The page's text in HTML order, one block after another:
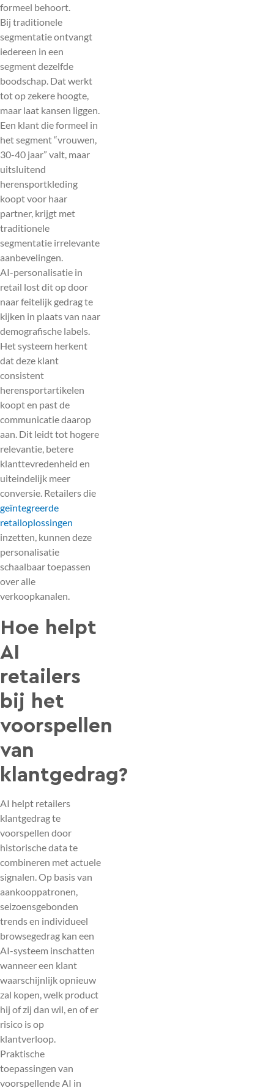
formeel behoort.
Bij traditionele
segmentatie ontvangt
iedereen in een
segment dezelfde
boodschap. Dat werkt
tot op zekere hoogte,
maar laat kansen liggen.
Een klant die formeel in
het segment “vrouwen,
30-40 jaar” valt, maar
uitsluitend
herensportkleding
koopt voor haar
partner, krijgt met
traditionele
segmentatie irrelevante
aanbevelingen.
AI-personalisatie in
retail lost dit op door
naar feitelijk gedrag te
kijken in plaats van naar
demografische labels.
Het systeem herkent
dat deze klant
consistent
herensportartikelen
koopt en past de
communicatie daarop
aan. Dit leidt tot hogere
relevantie, betere
klanttevredenheid en
uiteindelijk meer
conversie. Retailers die
geïntegreerde
retailoplossingen
inzetten, kunnen deze
personalisatie
schaalbaar toepassen
over alle
verkoopkanalen.
Hoe helpt
AI
retailers
bij het
voorspellen
van
klantgedrag?
AI helpt retailers
klantgedrag te
voorspellen door
historische data te
combineren met actuele
signalen. Op basis van
aankooppatronen,
seizoensgebonden
trends en individueel
browsegedrag kan een
AI-systeem inschatten
wanneer een klant
waarschijnlijk opnieuw
zal kopen, welk product
hij of zij dan wil, en of er
risico is op
klantverloop.
Praktische
toepassingen van
voorspellende AI in